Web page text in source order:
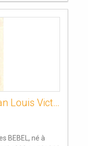
BEBEL Hospice Moïse Jean Louis Victor Gilles
BEBEL, né à